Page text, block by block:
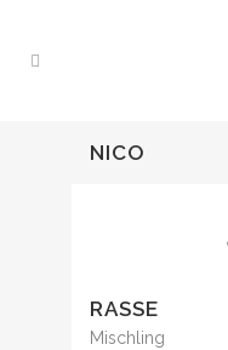
NICO
RASSE
Mischling